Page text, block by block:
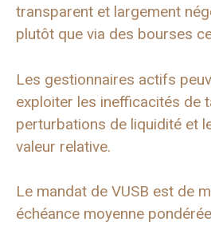
transparent et largement
plutôt que via des bourses
Les gestionnaires actifs
exploiter les inefficacités de
perturbations de liquidité et
valeur relative.
Le mandat de VUSB est de
échéance moyenne